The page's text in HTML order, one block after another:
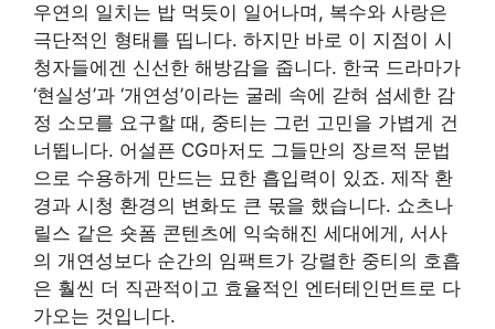
우연의 일치는 밥 먹듯이 일어나며, 복수와 사랑은
극단적인 형태를 띱니다. 하지만 바로 이 지점이 시
청자들에겐 신선한 해방감을 줍니다. 한국 드라마가
‘현실성’과 ‘개연성’이라는 굴레 속에 갇혀 섬세한 감
정 소모를 요구할 때, 중티는 그런 고민을 가볍게 건
너뜁니다. 어설픈 CG마저도 그들만의 장르적 문법
으로 수용하게 만드는 묘한 흡입력이 있죠. 제작 환
경과 시청 환경의 변화도 큰 몫을 했습니다. 쇼츠나
릴스 같은 숏폼 콘텐츠에 익숙해진 세대에게, 서사
의 개연성보다 순간의 임팩트가 강렬한 중티의 호흡
은 훨씬 더 직관적이고 효율적인 엔터테인먼트로 다
가오는 것입니다.